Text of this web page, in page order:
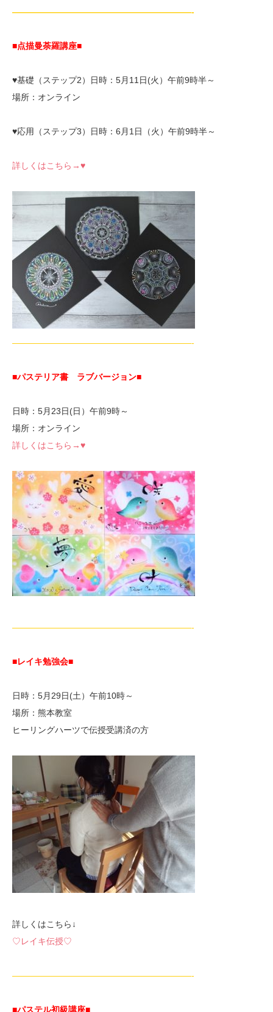
—————————————————————-
■点描曼荼羅講座■
♥基礎（ステップ2）日時：5月11日(火）午前9時半～
場所：オンライン
♥応用（ステップ3）日時：6月1日（火）午前9時半～
詳しくはこちら→♥
—————————————————————-
■パステリア書 ラブバージョン■
日時：5月23日(日）午前9時～
場所：オンライン
詳しくはこちら→♥
—————————————————————-
■レイキ勉強会■
日時：5月29日(土）午前10時～
場所：熊本教室
ヒーリングハーツで伝授受講済の方
詳しくはこちら↓
♡レイキ伝授♡
—————————————————————-
■パステル初級講座■